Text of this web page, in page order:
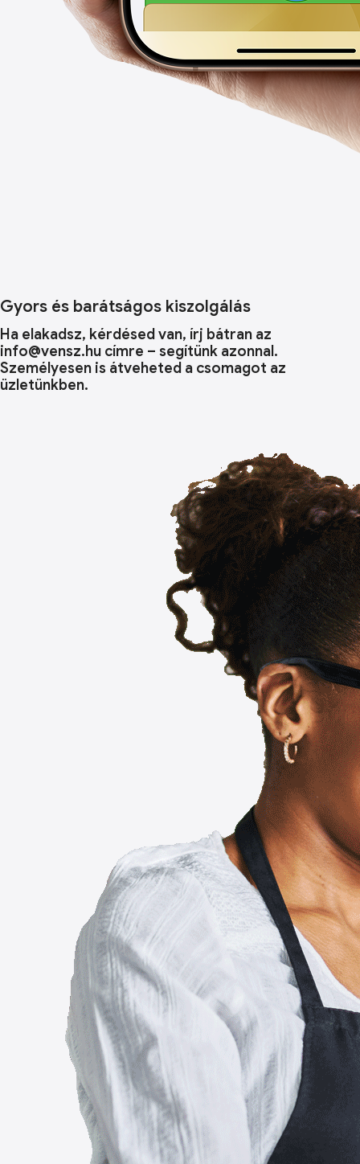
Gyors és barátságos kiszolgálás
Ha elakadsz, kérdésed van, írj bátran az
info@vensz.hu címre – segítünk azonnal.
Személyesen is átveheted a csomagot az
üzletünkben.